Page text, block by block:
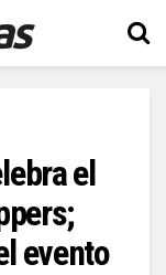
el
evento